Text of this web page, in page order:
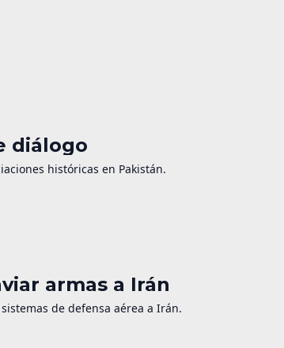
diálogo
históricas en Pakistán.
armas a Irán
de defensa aérea a Irán.